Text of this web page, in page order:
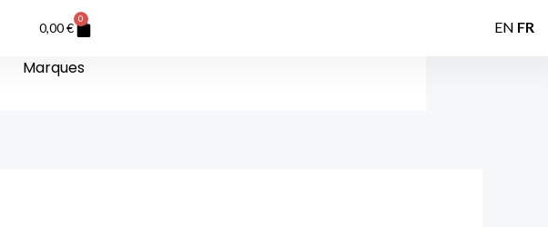
0,00€
0
Panier
Marques
EN FR